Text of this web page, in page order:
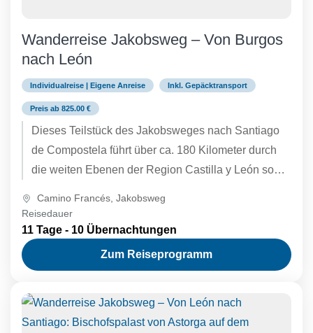
Wanderreise Jakobsweg – Von Burgos
nach León
Individualreise | Eigene Anreise Inkl. Gepäcktransport
Preis ab 825.00 €
Dieses Teilstück des Jakobsweges nach Santiago
de Compostela führt über ca. 180 Kilometer durch
die weiten Ebenen der Region Castilla y León sowie
Camino Francés, Jakobsweg
Reisedauer
11 Tage - 10 Übernachtungen
Zum Reiseprogramm